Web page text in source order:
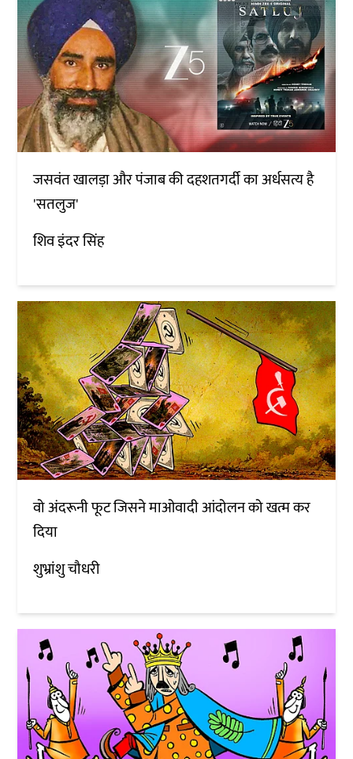
जसवंत खालड़ा और पंजाब की दहशतगर्दी का अर्धसत्य है
'सतलुज'
शिव इंदर सिंह
वो अंदरूनी फूट जिसने माओवादी आंदोलन को खत्म कर
दिया
शुभ्रांशु चौधरी